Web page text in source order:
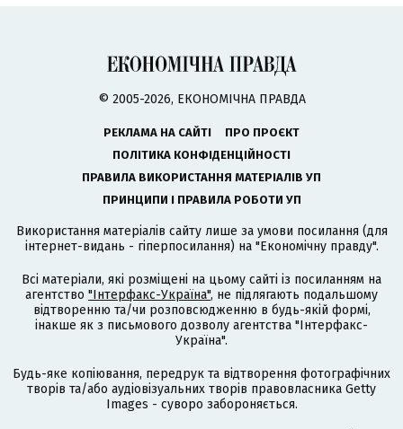
© 2005-2026, ЕКОНОМІЧНА ПРАВДА
РЕКЛАМА НА САЙТІ
ПРО ПРОЄКТ
ПОЛІТИКА КОНФІДЕНЦІЙНОСТІ
ПРАВИЛА ВИКОРИСТАННЯ МАТЕРІАЛІВ УП
ПРИНЦИПИ І ПРАВИЛА РОБОТИ УП
Використання матеріалів сайту лише за умови посилання (для
інтернет-видань - гіперпосилання) на "Економічну правду".
Всі матеріали, які розміщені на цьому сайті із посиланням на
агентство "Інтерфакс-Україна", не підлягають подальшому
відтворенню та/чи розповсюдженню в будь-якій формі,
інакше як з письмового дозволу агентства "Інтерфакс-
Україна".
Будь-яке копіювання, передрук та відтворення фотографічних
творів та/або аудіовізуальних творів правовласника Getty
Images - суворо забороняється.